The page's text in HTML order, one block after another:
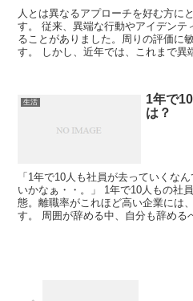
人とは異なるアプローチを好む方に
す。 従来、異端な行動やアイデンテ
ることがありました。周りの評価に
す。 しかし、近年では、これまで異
生活
1年で
は？
「1年で10人も社員が去っていくな
いかなぁ・・。」 1年で10人もの社
態。離職率がこれほど高い企業には
す。 周囲が辞める中、自分も辞める